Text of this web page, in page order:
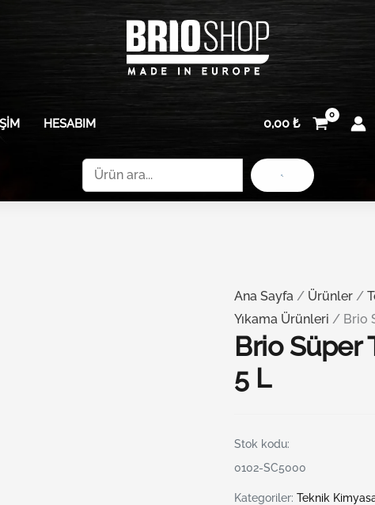
HESABIM 0,00 ₺
Ara
Ana Sayfa / Ürünler /
Yıkama Ürünleri / Brio
Brio Süper
5 L
Stok kodu:
0102-SC5000
Kategoriler:Teknik
Brio
Süper
Temizleyici
Yağ
Sökücü
adet
5
adet